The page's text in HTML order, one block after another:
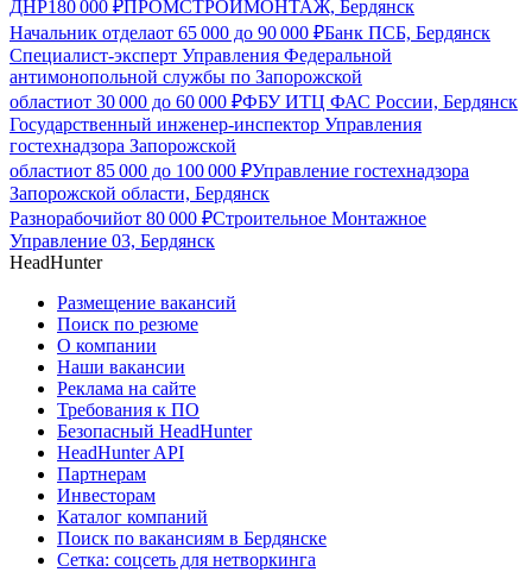
ДНР180 000 ₽ПРОМСТРОЙМОНТАЖ, Бердянск
Начальник отделаот 65 000 до 90 000 ₽Банк ПСБ, Бердянск
Специалист-эксперт Управления Федеральной
антимонопольной службы по Запорожской
областиот 30 000 до 60 000 ₽ФБУ ИТЦ ФАС России, Бердянск
Государственный инженер-инспектор Управления
гостехнадзора Запорожской
областиот 85 000 до 100 000 ₽Управление гостехнадзора
Запорожской области, Бердянск
Разнорабочийот 80 000 ₽Строительное Монтажное
Управление 03, Бердянск
HeadHunter
Размещение вакансий
Поиск по резюме
О компании
Наши вакансии
Реклама на сайте
Требования к ПО
Безопасный HeadHunter
HeadHunter API
Партнерам
Инвесторам
Каталог компаний
Поиск по вакансиям в Бердянске
Сетка: соцсеть для нетворкинга